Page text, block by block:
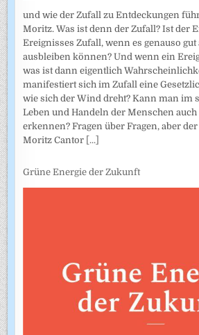
und wie der Zufall zu Entdeckungen
Moritz. Was ist denn der Zufall? Ist der
Ereignisses Zufall, wenn es genauso gut
ausbleiben können? Und wenn ein
was ist dann eigentlich
manifestiert sich im Zufall eine
wie sich der Wind dreht? Kann man im
Leben und Handeln der Menschen auch
erkennen? Fragen über Fragen, aber
Moritz Cantor [...]
Grüne Energie der Zukunft